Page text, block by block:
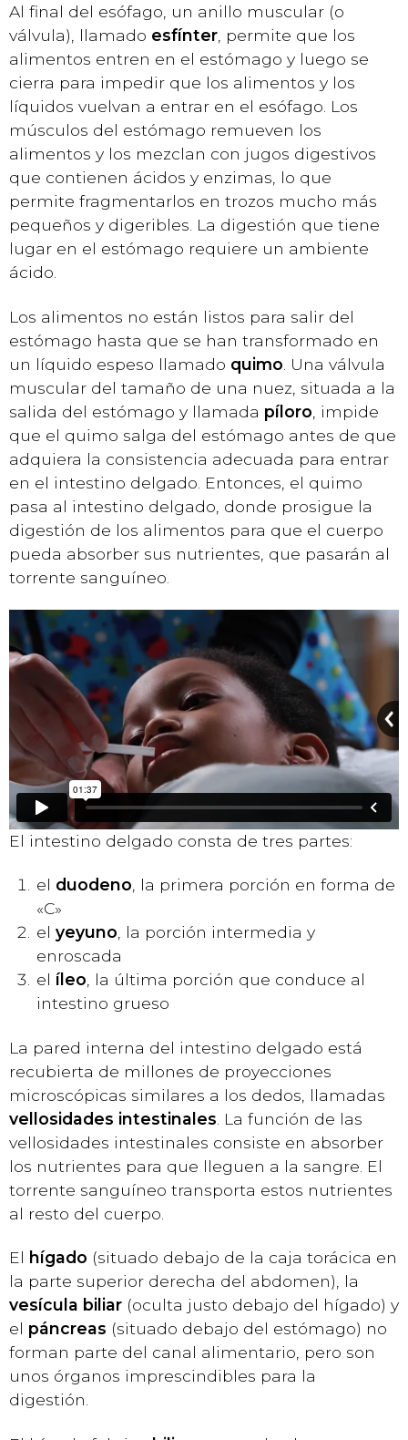
Al final del esófago, un anillo muscular (o
válvula), llamado esfínter , permite que los
alimentos entren en el estómago y luego se
cierra para impedir que los alimentos y los
líquidos vuelvan a entrar en el esófago. Los
músculos del estómago remueven los
alimentos y los mezclan con jugos digestivos
que contienen ácidos y enzimas, lo que
permite fragmentarlos en trozos mucho más
pequeños y digeribles. La digestión que tiene
lugar en el estómago requiere un ambiente
ácido.
Los alimentos no están listos para salir del
estómago hasta que se han transformado en
un líquido espeso llamado quimo . Una válvula
muscular del tamaño de una nuez, situada a la
salida del estómago y llamada píloro , impide
que el quimo salga del estómago antes de que
adquiera la consistencia adecuada para entrar
en el intestino delgado. Entonces, el quimo
pasa al intestino delgado, donde prosigue la
digestión de los alimentos para que el cuerpo
pueda absorber sus nutrientes, que pasarán al
torrente sanguíneo.
El intestino delgado consta de tres partes:
el duodeno, la primera porción en forma de
«C»
el yeyuno, la porción intermedia y
enroscada
el íleo, la última porción que conduce al
intestino grueso
La pared interna del intestino delgado está
recubierta de millones de proyecciones
microscópicas similares a los dedos, llamadas
vellosidades intestinales . La función de las
vellosidades intestinales consiste en absorber
los nutrientes para que lleguen a la sangre. El
torrente sanguíneo transporta estos nutrientes
al resto del cuerpo.
El hígado (situado debajo de la caja torácica en
la parte superior derecha del abdomen), la
vesícula biliar (oculta justo debajo del hígado) y
el páncreas (situado debajo del estómago) no
forman parte del canal alimentario, pero son
unos órganos imprescindibles para la
digestión.